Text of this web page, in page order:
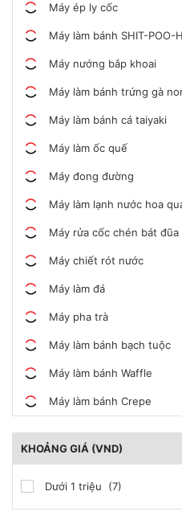
Máy ép ly cốc
Máy làm bánh SHIT-POO-
Máy nướng bắp khoai
Máy làm bánh trứng gà
Máy làm bánh cá taiyaki
Máy làm ốc quế
Máy đong đường
Máy làm lạnh nước hoa
Máy rửa cốc chén bát
Máy chiết rót nước
Máy làm đá
Máy pha trà
Máy làm bánh bạch tuộc
Máy làm bánh Waffle
Máy làm bánh Crepe
KHOẢNG GIÁ (VND)
Dưới 1 triệu (7)